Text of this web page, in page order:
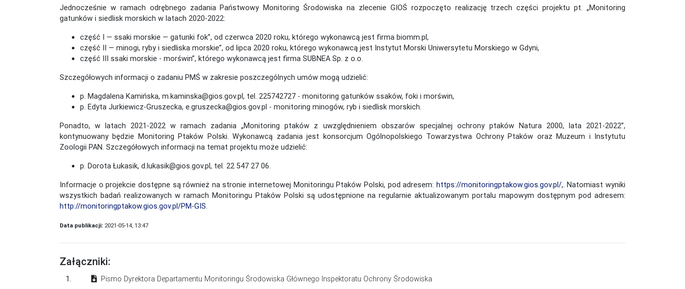
Jednocześnie w ramach odrębnego zadania Państwowy Monitoring Środowiska na zlecenie GIOŚ rozpoczęto realizację trzech części projektu pt. „Monitoring
gatunków i siedlisk morskich w latach 2020-2022:
część I — ssaki morskie — gatunki fok”, od czerwca 2020 roku, którego wykonawcą jest firma biomm.pl,
część II — minogi, ryby i siedliska morskie”, od lipca 2020 roku, którego wykonawcą jest Instytut Morski Uniwersytetu Morskiego w Gdyni,
część III ssaki morskie - morświn”, którego wykonawcą jest firma SUBNEA Sp. z o.o.
Szczegółowych informacji o zadaniu PMŚ w zakresie poszczególnych umów mogą udzielić:
p. Magdalena Kamińska, m.kaminska@gios.gov.pl, tel. 225742727 - monitoring gatunków ssaków, foki i morświn,
p. Edyta Jurkiewicz-Gruszecka, e.gruszecka@gios.gov.pl - monitoring minogów, ryb i siedlisk morskich.
Ponadto, w latach 2021-2022 w ramach zadania „Monitoring ptaków z uwzględnieniem obszarów specjalnej ochrony ptaków Natura 2000, lata 2021-2022”,
kontynuowany będzie Monitoring Ptaków Polski. Wykonawcą zadania jest konsorcjum Ogólnopolskiego Towarzystwa Ochrony Ptaków oraz Muzeum i Instytutu
Zoologii PAN. Szczegółowych informacji na temat projektu może udzielić:
p. Dorota Łukasik, d.lukasik@gios.gov.pl, tel. 22 547 27 06.
Informacje o projekcie dostępne są również na stronie internetowej Monitoringu Ptaków Polski, pod adresem: https://monitoringptakow.gios.gov.pl/,. Natomiast wyniki
wszystkich badań realizowanych w ramach Monitoringu Ptaków Polski są udostępnione na regularnie aktualizowanym portalu mapowym dostępnym pod adresem:
http://monitoringptakow.gios.gov.pl/PM-GIS
Data publikacji: 2021-05-14, 13:47
Załączniki:
1. Pismo Dyrektora Departamentu Monitoringu Środowiska Głównego Inspektoratu Ochrony Środowiska